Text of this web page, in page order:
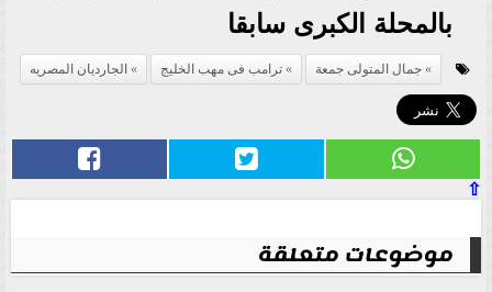
بالمحلة الكبرى سابقا
جمال المتولى جمعة ترامب فى مهب الخليج الجارديان المصريه
⇧
موضوعات متعلقة